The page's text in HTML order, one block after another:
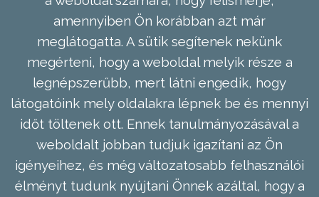
amennyiben Ön korábban azt már
meglátogatta. A sütik segítenek nekünk
megérteni, hogy a weboldal melyik része a
legnépszerűbb, mert látni engedik, hogy
látogatóink mely oldalakra lépnek be és mennyi
időt töltenek ott. Ennek tanulmányozásával a
weboldalt jobban tudjuk igazítani az Ön
igényeihez, és még változatosabb felhasználói
élményt tudunk nyújtani Önnek azáltal, hogy a